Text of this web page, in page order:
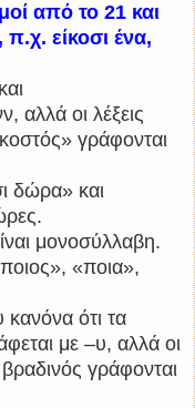
από το 21 και
είκοσι ένα,
αλλά οι λέξεις
γράφονται
δώρα» και
μονοσύλλαβη.
«ποια»,
κανόνα ότι τα
με –υ, αλλά οι
γράφονται